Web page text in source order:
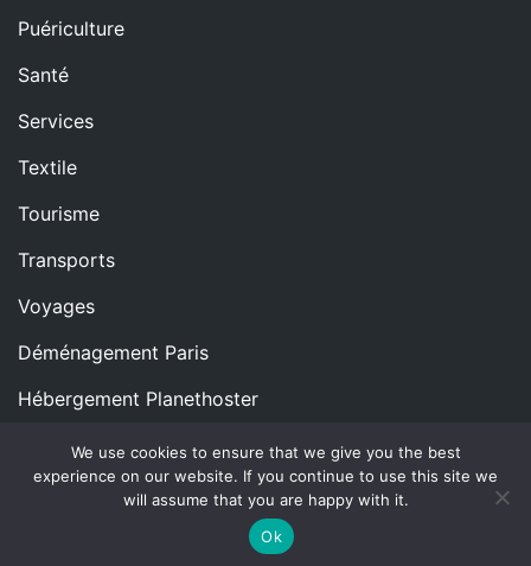
Puériculture
Santé
Services
Textile
Tourisme
Transports
Voyages
Déménagement Paris
Hébergement Planethoster
Copyright © All rights reserved. Proudly powered by
Theme: Blog Nano by
We use cookies to ensure that we give you the best
experience on our website. If you continue to use this site we
will assume that you are happy with it.
Ok